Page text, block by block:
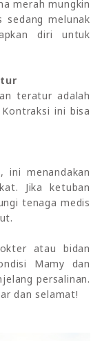
merah mungkin
sedang melunak
diri untuk
teratur adalah
ini bisa
ini menandakan
Jika ketuban
tenaga medis
atau bidan
Mamy dan
persalinan.
dan selamat!